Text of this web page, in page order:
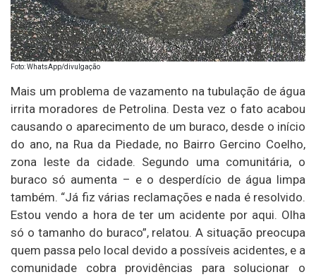
Foto: WhatsApp/divulgação
Mais um problema de vazamento na tubulação de água
irrita moradores de Petrolina. Desta vez o fato acabou
causando o aparecimento de um buraco, desde o início
do ano, na Rua da Piedade, no Bairro Gercino Coelho,
zona leste da cidade. Segundo uma comunitária, o
buraco só aumenta – e o desperdício de água limpa
também. “Já fiz várias reclamações e nada é resolvido.
Estou vendo a hora de ter um acidente por aqui. Olha
só o tamanho do buraco”, relatou. A situação preocupa
quem passa pelo local devido a possíveis acidentes, e a
comunidade cobra providências para solucionar o